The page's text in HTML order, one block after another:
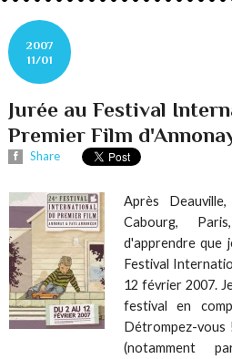
2007
11/01
Jurée au Festival
Premier Film
Share
Après
Cabourg,
d'apprendre que
Festival
12 février 2007.
festival en
Détrompez-vous
(notamment